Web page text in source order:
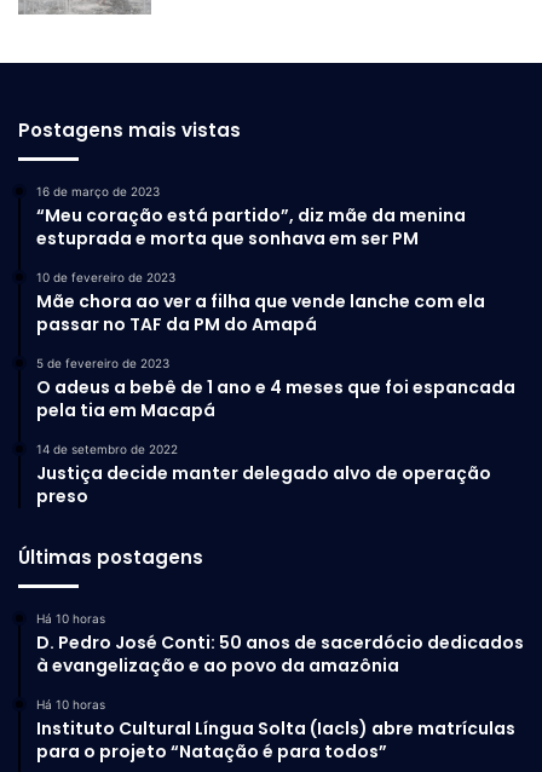
Postagens mais vistas
16 de março de 2023
“Meu coração está partido”, diz mãe da menina
estuprada e morta que sonhava em ser PM
10 de fevereiro de 2023
Mãe chora ao ver a filha que vende lanche com ela
passar no TAF da PM do Amapá
5 de fevereiro de 2023
O adeus a bebê de 1 ano e 4 meses que foi espancada
pela tia em Macapá
14 de setembro de 2022
Justiça decide manter delegado alvo de operação
preso
Últimas postagens
Há 10 horas
D. Pedro José Conti: 50 anos de sacerdócio dedicados
à evangelização e ao povo da amazônia
Há 10 horas
Instituto Cultural Língua Solta (Iacls) abre matrículas
para o projeto “Natação é para todos”